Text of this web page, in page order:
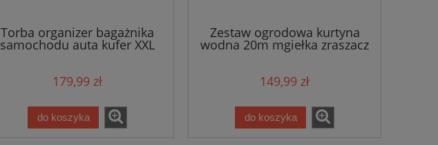
Torba organizer bagażnika
samochodu auta kufer XXL
179,99 zł
do koszyka
Zestaw ogrodowa kurtyna
wodna 20m mgiełka zraszacz
ogrodowy
149,99 zł
do koszyka